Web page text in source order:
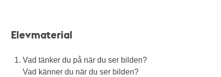
Elevmaterial
Vad tänker du på när du ser bilden?
Vad känner du när du ser bilden?